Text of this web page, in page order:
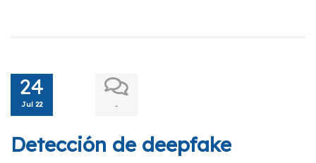
24
Jul 22 -
Detección de deepfake